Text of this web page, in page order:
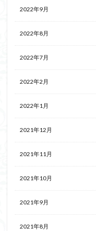
2022年9月
2022年8月
2022年7月
2022年2月
2022年1月
2021年12月
2021年11月
2021年10月
2021年9月
2021年8月